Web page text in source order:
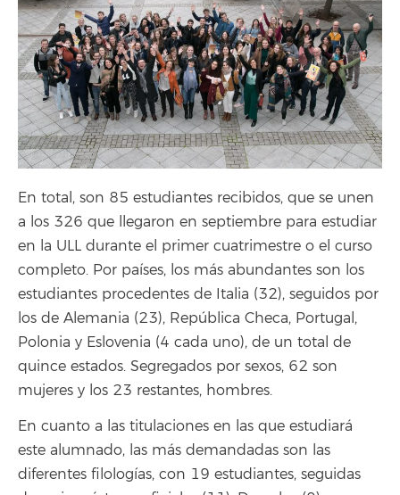
En total, son 85 estudiantes recibidos, que se unen
a los 326 que llegaron en septiembre para estudiar
en la ULL durante el primer cuatrimestre o el curso
completo. Por países, los más abundantes son los
estudiantes procedentes de Italia (32), seguidos por
los de Alemania (23), República Checa, Portugal,
Polonia y Eslovenia (4 cada uno), de un total de
quince estados. Segregados por sexos, 62 son
mujeres y los 23 restantes, hombres.
En cuanto a las titulaciones en las que estudiará
este alumnado, las más demandadas son las
diferentes filologías, con 19 estudiantes, seguidas